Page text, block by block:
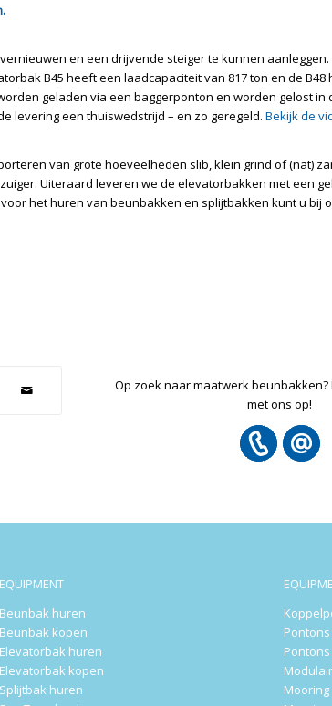
en een drijvende steiger te kunnen
B45 heeft een laadcapaciteit van 817 ton en de
geladen via een baggerponton en worden gelost in
levering een thuiswedstrijd – en zo geregeld. Bekijk de
van grote hoeveelheden slib, klein grind of (nat)
Uiteraard leveren we de elevatorbakken met een
het huren van beunbakken en splijtbakken kunt u bij
Op zoek naar maatwerk beunbakken?
met ons op!
EQUIPMENT
Beunbak huren
Beunbak kopen
Elevatorbak huren
Elevatorbak kopen
Splijtbak huren